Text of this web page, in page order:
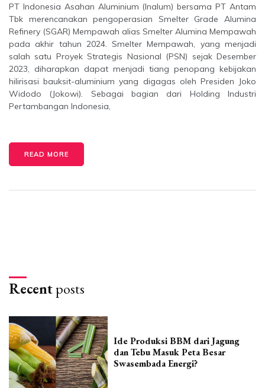
PT Indonesia Asahan Aluminium (Inalum) bersama PT Antam
Tbk merencanakan pengoperasian Smelter Grade Alumina
Refinery (SGAR) Mempawah alias Smelter Alumina Mempawah
pada akhir tahun 2024. Smelter Mempawah, yang menjadi
salah satu Proyek Strategis Nasional (PSN) sejak Desember
2023, diharapkan dapat menjadi tiang penopang kebijakan
hilirisasi bauksit-aluminium yang digagas oleh Presiden Joko
Widodo (Jokowi). Sebagai bagian dari Holding Industri
Pertambangan Indonesia,
READ MORE
Recentposts
Ide Produksi BBM dari Jagung
dan Tebu Masuk Peta Besar
Swasembada Energi?